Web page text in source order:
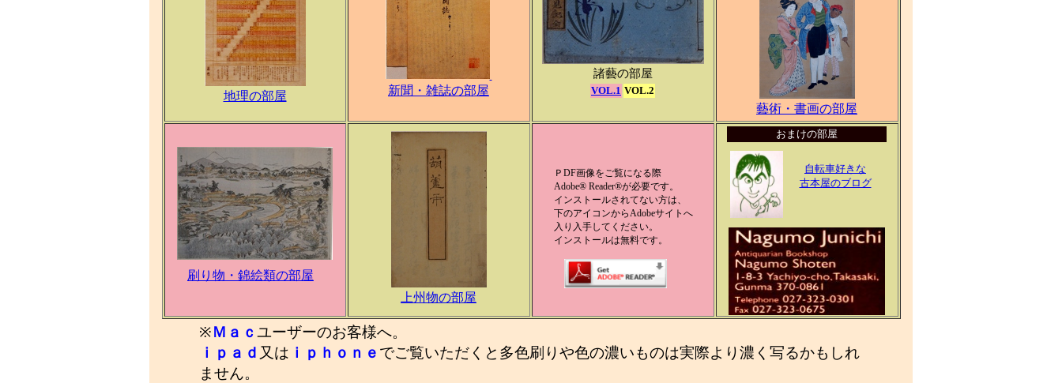
地理の部屋 新聞・雑誌の部屋
諸藝の部屋
VOL.1 VOL.2
藝術・書画の部屋
刷り物・錦絵類の部屋
上州物の部屋
ＰDF画像をご覧になる際
Adobe® Reader®が必要です。
インストールされてない方は、
下のアイコンからAdobeサイトへ
入り入手してください。
インストールは無料です。
おまけの部屋
自転車好きな
古本屋のブログ
※Ｍａｃユーザーのお客様へ。
ｉｐａｄ 又は ｉｐｈｏｎｅ でご覧いただくと多色刷りや色の濃いものは実際より濃く写るかもしれ
ません。